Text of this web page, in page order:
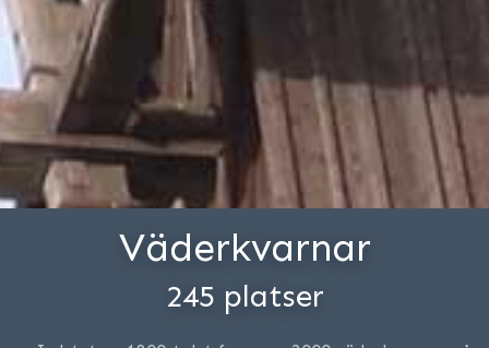
Väderkvarnar
245 platser